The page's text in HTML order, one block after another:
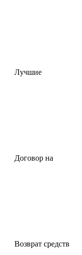
Лучшие
Договор на
Возврат средств